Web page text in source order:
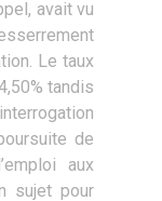
avait vu
Le taux
tandis
de
aux
sujet pour